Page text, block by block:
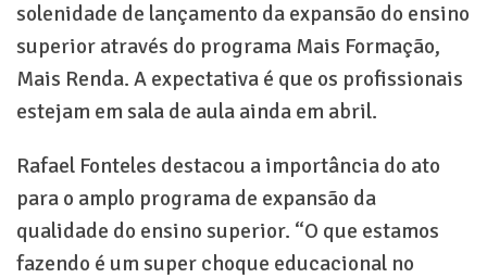
solenidade de lançamento da expansão do ensino
superior através do programa Mais Formação,
Mais Renda. A expectativa é que os profissionais
estejam em sala de aula ainda em abril.
Rafael Fonteles destacou a importância do ato
para o amplo programa de expansão da
qualidade do ensino superior. “O que estamos
fazendo é um super choque educacional no